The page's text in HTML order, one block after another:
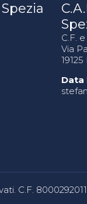
C.F.
Via
Data
C.F.